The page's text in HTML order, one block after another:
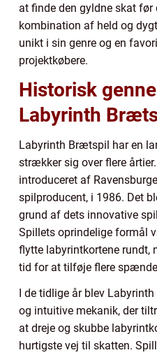
at finde den gyldne skat før
kombination af held og
unikt i sin genre og en
projektkøbere.
Historisk
Labyrinth
Labyrinth Brætspil har en
strækker sig over flere
introduceret af
spilproducent, i 1986. Det
grund af dets innovative
Spillets oprindelige formål
flytte labyrintkortene rundt,
tid for at tilføje flere
I de tidlige år blev
og intuitive mekanik, der
at dreje og skubbe
hurtigste vej til skatten.